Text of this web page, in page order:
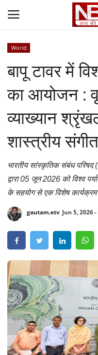
Gallery
National
World
State
Politics
Crime
Entertainment
Business
Sports
Lifestyle
World
बापू टावर में
का आयोजन :
व्याख्यान
शास्त्रीय
भारतीय सांस्कृतिक संबंध परिषद
द्वारा 05 जून 2026 को विश्व
के सहयोग से एक विशेष
gautam.etv Jun 5, 2026